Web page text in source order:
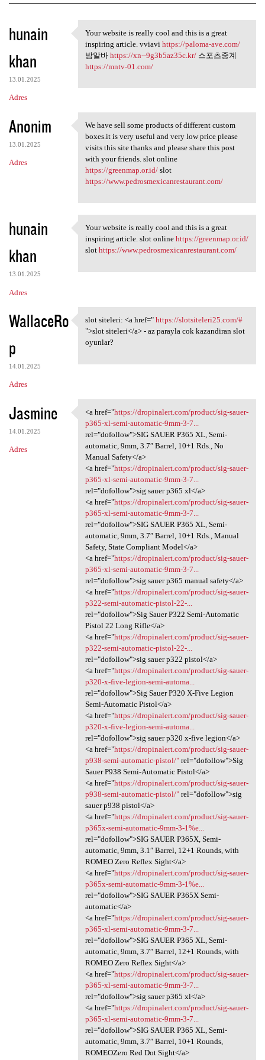
K
o
m
e
n
a
r
z
hunain
khan
13.01.2025
Adres
Your website is really cool
Your website is really cool and this is a great
inspiring article. vviavi https://paloma-ave.com/
밤알바 https://xn--9g3b5az35c.kr/스포츠중계
https://mntv-01.com/
Anonim
13.01.2025
Adres
We have sell some products of
We have sell some products of different custom
boxes.it is very useful and very low price please
visits this site thanks and please share this post
with your friends. slot online
https://greenmap.or.id/slot
https://www.pedrosmexicanrestaurant.com/
hunain
khan
13.01.2025
Adres
Your website is really cool
Your website is really cool and this is a great
inspiring article. slot online https://greenmap.or.id/
slot https://www.pedrosmexicanrestaurant.com/
WallaceRo
p
14.01.2025
Adres
slot siteleri: <a href="
slot siteleri: <a href=" https://slotsiteleri25.com/#
">slot siteleri</a> - az parayla cok kazandiran slot
oyunlar?
Jasmine
14.01.2025
Adres
<a href="https://dropinalert
<a href="https://dropinalert.com/product/sig-sauer-
p365-xl-semi-automatic-9mm-3-7...
rel="dofollow">SIG SAUER P365 XL, Semi-
automatic, 9mm, 3.7″ Barrel, 10+1 Rds., No
Manual Safety</a>
<a href="https://dropinalert.com/product/sig-sauer-
p365-xl-semi-automatic-9mm-3-7...
rel="dofollow">sig sauer p365 xl</a>
<a href="https://dropinalert.com/product/sig-sauer-
p365-xl-semi-automatic-9mm-3-7...
rel="dofollow">SIG SAUER P365 XL, Semi-
automatic, 9mm, 3.7″ Barrel, 10+1 Rds., Manual
Safety, State Compliant Model</a>
<a href="https://dropinalert.com/product/sig-sauer-
p365-xl-semi-automatic-9mm-3-7...
rel="dofollow">sig sauer p365 manual safety</a>
<a href="https://dropinalert.com/product/sig-sauer-
p322-semi-automatic-pistol-22-...
rel="dofollow">Sig Sauer P322 Semi-Automatic
Pistol 22 Long Rifle</a>
<a href="https://dropinalert.com/product/sig-sauer-
p322-semi-automatic-pistol-22-...
rel="dofollow">sig sauer p322 pistol</a>
<a href="https://dropinalert.com/product/sig-sauer-
p320-x-five-legion-semi-automa...
rel="dofollow">Sig Sauer P320 X-Five Legion
Semi-Automatic Pistol</a>
<a href="https://dropinalert.com/product/sig-sauer-
p320-x-five-legion-semi-automa...
rel="dofollow">sig sauer p320 x-five legion</a>
<a href="https://dropinalert.com/product/sig-sauer-
p938-semi-automatic-pistol/"rel="dofollow">Sig
Sauer P938 Semi-Automatic Pistol</a>
<a href="https://dropinalert.com/product/sig-sauer-
p938-semi-automatic-pistol/"rel="dofollow">sig
sauer p938 pistol</a>
<a href="https://dropinalert.com/product/sig-sauer-
p365x-semi-automatic-9mm-3-1%e...
rel="dofollow">SIG SAUER P365X, Semi-
automatic, 9mm, 3.1″ Barrel, 12+1 Rounds, with
ROMEO Zero Reflex Sight</a>
<a href="https://dropinalert.com/product/sig-sauer-
p365x-semi-automatic-9mm-3-1%e...
rel="dofollow">SIG SAUER P365X Semi-
automatic</a>
<a href="https://dropinalert.com/product/sig-sauer-
p365-xl-semi-automatic-9mm-3-7...
rel="dofollow">SIG SAUER P365 XL, Semi-
automatic, 9mm, 3.7″ Barrel, 12+1 Rounds, with
ROMEO Zero Reflex Sight</a>
<a href="https://dropinalert.com/product/sig-sauer-
p365-xl-semi-automatic-9mm-3-7...
rel="dofollow">sig sauer p365 xl</a>
<a href="https://dropinalert.com/product/sig-sauer-
p365-xl-semi-automatic-9mm-3-7...
rel="dofollow">SIG SAUER P365 XL, Semi-
automatic, 9mm, 3.7″ Barrel, 10+1 Rounds,
ROMEOZero Red Dot Sight</a>